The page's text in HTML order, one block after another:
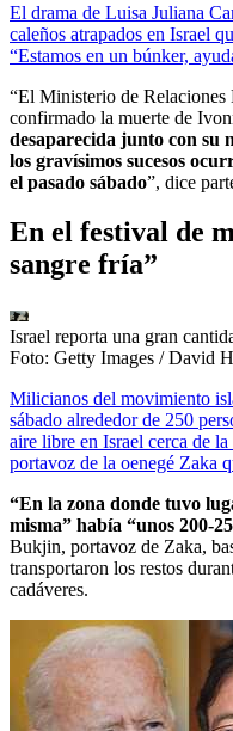
El drama de Luisa Juliana
caleños atrapados en Israel
“Estamos en un búnker,
“El Ministerio de Relaciones
confirmado la muerte de
desaparecida junto con su
los gravísimos sucesos
el pasado sábado”, dice
En el festival de
sangre fría”
Israel reporta una gran
Foto: Getty Images / David
Milicianos del movimiento
sábado alrededor de 250
aire libre en Israel cerca de
portavoz de la oenegé Zaka
“En la zona donde tuvo
misma” había “unos 200-
Bukjin, portavoz de Zaka,
transportaron los restos
cadáveres.